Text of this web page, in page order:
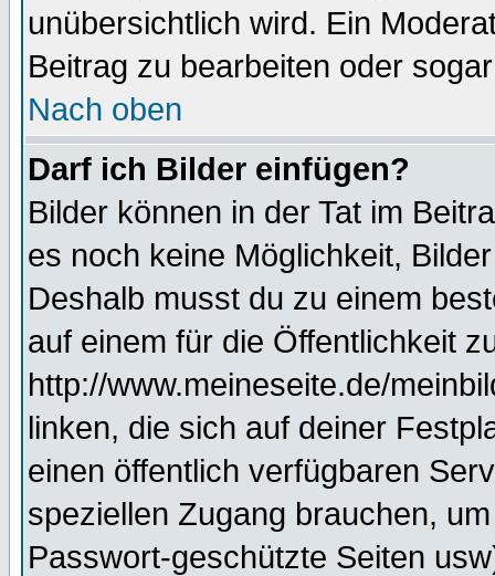
unübersichtlich wird. Ein
Beitrag zu bearbeiten oder
Nach oben
Darf ich Bilder einfügen?
Bilder können in der Tat im
es noch keine Möglichkeit,
Deshalb musst du zu einem
auf einem für die Öffentlichkeit
http://www.meineseite.de/
linken, die sich auf deiner
einen öffentlich verfügbaren
speziellen Zugang brauchen,
Passwort-geschützte Seiten